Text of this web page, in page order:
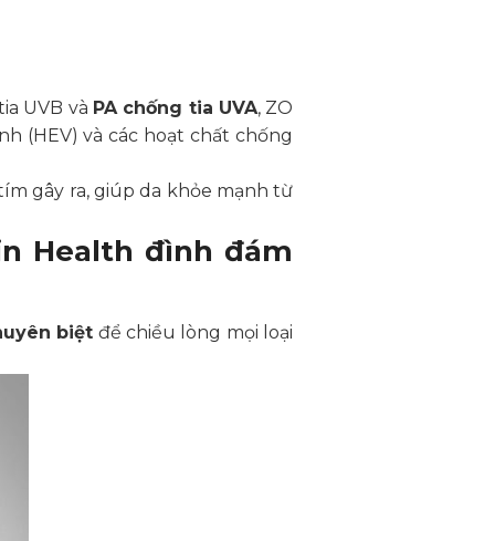
UVB và PA chống tia UVA, ZO
(HEV) và các hoạt chất chống
gây ra, giúp da khỏe mạnh từ
Health đình đám
biệt để chiều lòng mọi loại